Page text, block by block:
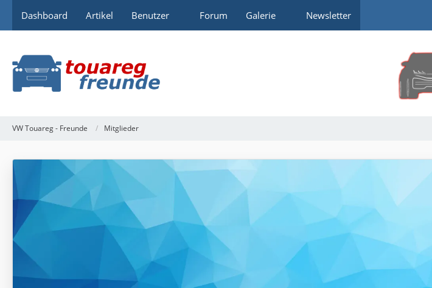
Dashboard Artikel Benutzer Forum Galerie Newsletter
VW Touareg - Freunde Mitglieder